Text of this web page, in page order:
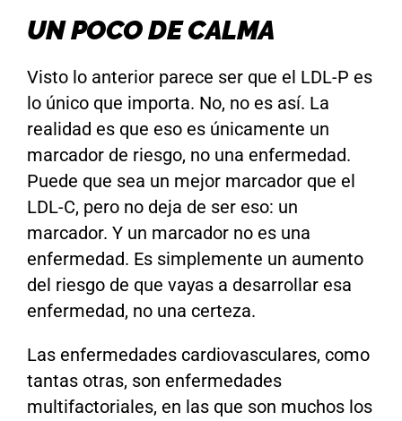
UN POCO DE CALMA
Visto lo anterior parece ser que el LDL-P es
lo único que importa. No, no es así. La
realidad es que eso es únicamente un
marcador de riesgo, no una enfermedad.
Puede que sea un mejor marcador que el
LDL-C, pero no deja de ser eso: un
marcador. Y un marcador no es una
enfermedad. Es simplemente un aumento
del riesgo de que vayas a desarrollar esa
enfermedad, no una certeza.
Las enfermedades cardiovasculares, como
tantas otras, son enfermedades
multifactoriales, en las que son muchos los